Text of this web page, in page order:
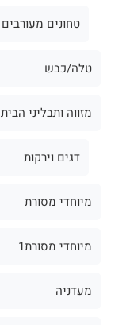
טחונים מעורבים
טלה/כבש
מזווה ותבליני הבית
דגים וירקות
מיוחדי מסורת
מיוחדי מסורת1
מעדניה